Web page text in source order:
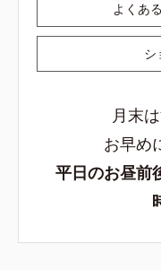
よくあ
シ
月末
お早め
平日のお昼前